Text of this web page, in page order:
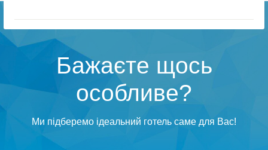
Бажаєте щось
особливе?
Ми підберемо ідеальний готель саме для Вас!